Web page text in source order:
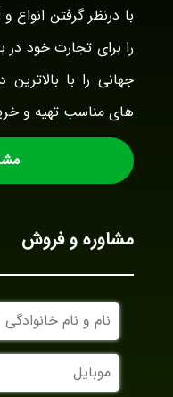
با درنظر گرفتن انواع
را برای تجارت خود در
جهانی را با
های مناسب تهیه و
مشاوره و فروش
نام
و
نام
خانوادگی
موبایل